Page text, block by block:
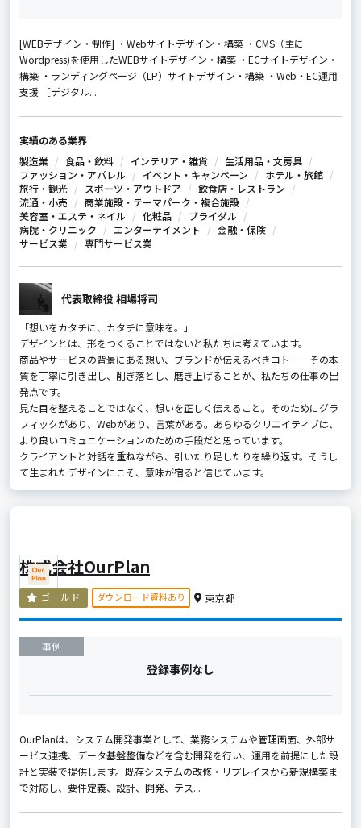
[WEBデザイン・制作] ・Webサイトデザイン・構築 ・CMS（主に
Wordpress)を使用したWEBサイトデザイン・構築 ・ECサイトデザイン・
構築 ・ランディングページ（LP）サイトデザイン・構築 ・Web・EC運用
支援 ［デジタル...
実績のある業界
製造業
食品・飲料 インテリア・雑貨
生活用品・文房具
ファッション・アパレル
イベント・キャンペーン
ホテル・旅館
旅行・観光
スポーツ・アウトドア
飲食店・レストラン
流通・小売
商業施設・テーマパーク・複合施設
美容室・エステ・ネイル
化粧品
ブライダル
病院・クリニック
エンターテイメント
金融・保険
サービス業
専門サービス業
代表取締役 相場将司
「想いをカタチに、カタチに意味を。」
デザインとは、形をつくることではないと私たちは考えています。
商品やサービスの背景にある想い、ブランドが伝えるべきコト——その本
質を丁寧に引き出し、削ぎ落とし、磨き上げることが、私たちの仕事の出
発点です。
見た目を整えることではなく、想いを正しく伝えること。そのためにグラ
フィックがあり、Webがあり、言葉がある。あらゆるクリエイティブは、
より良いコミュニケーションのための手段だと思っています。
クライアントと対話を重ねながら、引いたり足したりを繰り返す。そうし
て生まれたデザインにこそ、意味が宿ると信じています。
株式会社OurPlan
ゴールド ダウンロード資料あり 東京都
事例
登録事例なし
OurPlanは、システム開発事業として、業務システムや管理画面、外部サ
ービス連携、データ基盤整備などを含む開発を行い、運用を前提にした設
計と実装で提供します。既存システムの改修・リプレイスから新規構築ま
で対応し、要件定義、設計、開発、テス...